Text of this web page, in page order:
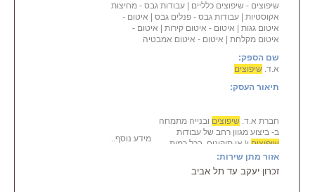
הכולל מצלמות אבטחה, אינטרקום,
וידיאו פון ועוד.
כמוכן הננו מתמחים בשרותי יזמות
בענף הבניה והנדל''ן.
שיפוצים - שיפוצים כלליים
עבודות גבס - מחיצות
אקוסטיות| עבודות גבס - פנלים גבס| איטום -
איטום גגות| איטום - איטום קירות| איטום -
איטום מקלחת| איטום - איטום אמבטיה
שם הספק:
א.ד. שיפוצים
תיאור העסק:
חברת א.ד. שיפוצים ובנייה מתמחה
ב- ביצוע מגוון רחב של עבודות
שיפוציםו\ או תיקונים, בכל רמות
המורכבות.
החברה מרכזת תחת קורת גג אחת
את כל השירותים הדרושים לשיפוץ
מידע נוסף...
אזור מתן שירות:
זכרון יעקב עד תל אביב